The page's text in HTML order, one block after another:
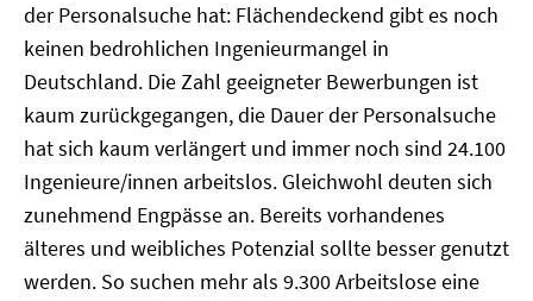
der Personalsuche hat: Flächendeckend gibt es noch
keinen bedrohlichen Ingenieurmangel in
Deutschland. Die Zahl geeigneter Bewerbungen ist
kaum zurückgegangen, die Dauer der Personalsuche
hat sich kaum verlängert und immer noch sind 24.100
Ingenieure/innen arbeitslos. Gleichwohl deuten sich
zunehmend Engpässe an. Bereits vorhandenes
älteres und weibliches Potenzial sollte besser genutzt
werden. So suchen mehr als 9.300 Arbeitslose eine